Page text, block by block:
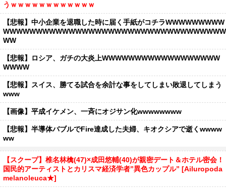
うｗｗｗｗｗｗｗｗｗｗｗｗ
【悲報】中小企業を退職した時に届く手紙がコチラWWWWWWWWW
WWWWWWWWWWWWWWWWWWWWWWWWWWWWWWWWWW
WW
【悲報】ロシア、ガチの大炎上WWWWWWWWWWWWWWWWWW
WWWW
【悲報】スイス、勝てる試合を余計な事をしてしまい敗退してしまう
www
【画像】平成イケメン、一斉にオジサン化wwwwwwww
【悲報】半導体バブルでFire達成した夫婦、キオクシアで逝くwwww
ww
【スクープ】椎名林檎(47)×成田悠輔(40)が親密デート＆ホテル密会！
国民的アーティストとカリスマ経済学者”異色カップル” [Ailuropoda
melanoleuca★]